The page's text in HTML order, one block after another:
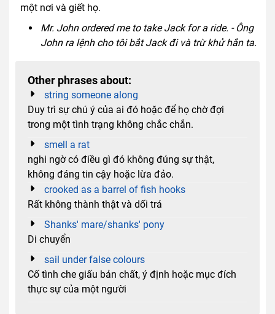
một nơi và giết họ.
Mr. John ordered me to take Jack for a ride. - Ông
John ra lệnh cho tôi bắt Jack đi và trừ khử hắn ta.
Other phrases about:
string someone along
Duy trì sự chú ý của ai đó hoặc để họ chờ đợi
trong một tình trạng không chắc chắn.
smell a rat
nghi ngờ có điều gì đó không đúng sự thật,
không đáng tin cậy hoặc lừa đảo.
crooked as a barrel of fish hooks
Rất không thành thật và dối trá
Shanks' mare/shanks' pony
Di chuyển
sail under false colours
Cố tình che giấu bản chất, ý định hoặc mục đích
thực sự của một người